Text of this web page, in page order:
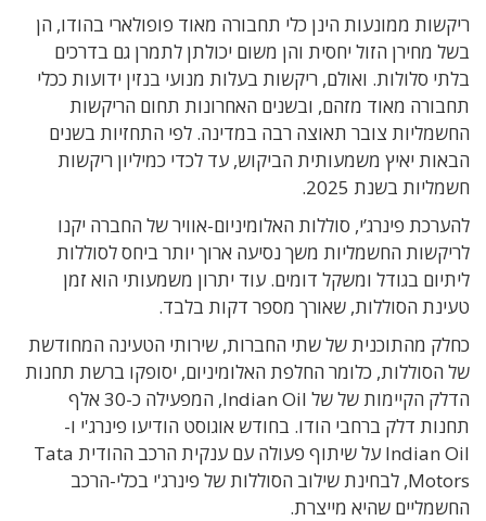
ריקשות ממונעות הינן כלי תחבורה מאוד פופולארי בהודו, הן
בשל מחירן הזול יחסית והן משום יכולתן לתמרן גם בדרכים
בלתי סלולות. ואולם, ריקשות בעלות מנועי בנזין ידועות ככלי
תחבורה מאוד מזהם, ובשנים האחרונות תחום הריקשות
החשמליות צובר תאוצה רבה במדינה. לפי התחזיות בשנים
הבאות יאיץ משמעותית הביקוש, עד לכדי כמיליון ריקשות
חשמליות בשנת 2025.
להערכת פינרג’י, סוללות האלומיניום-אוויר של החברה יקנו
לריקשות החשמליות משך נסיעה ארוך יותר ביחס לסוללות
ליתיום בגודל ומשקל דומים. עוד יתרון משמעותי הוא זמן
טעינת הסוללות, שאורך מספר דקות בלבד.
כחלק מהתוכנית של שתי החברות, שירותי הטעינה המחודשת
של הסוללות, כלומר החלפת האלומיניום, יסופקו ברשת תחנות
הדלק הקיימות של של Indian Oil, המפעילה כ-30 אלף
תחנות דלק ברחבי הודו. בחודש אוגוסט הודיעו פינרג'י ו-
Indian Oil על שיתוף פעולה עם ענקית הרכב ההודית Tata
Motors, לבחינת שילוב הסוללות של פינרג'י בכלי-הרכב
החשמליים שהיא מייצרת.